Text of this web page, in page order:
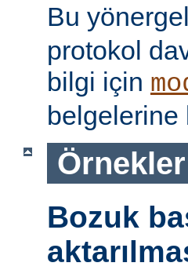
Bu
protokol
bilgi için
belgelerine
Örnekler
Bozuk